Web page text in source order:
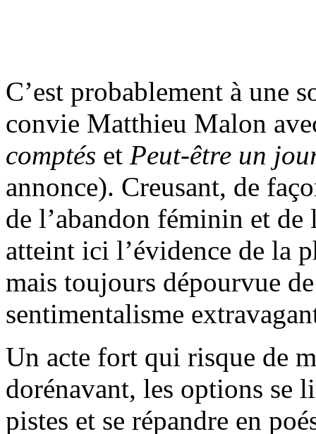
C’est probablement à une
convie Matthieu Malon
comptés et Peut-être un
annonce). Creusant, de
de l’abandon féminin et
atteint ici l’évidence de la
mais toujours dépourvue
sentimentalisme
Un acte fort qui risque de
dorénavant, les options
pistes et se répandre en